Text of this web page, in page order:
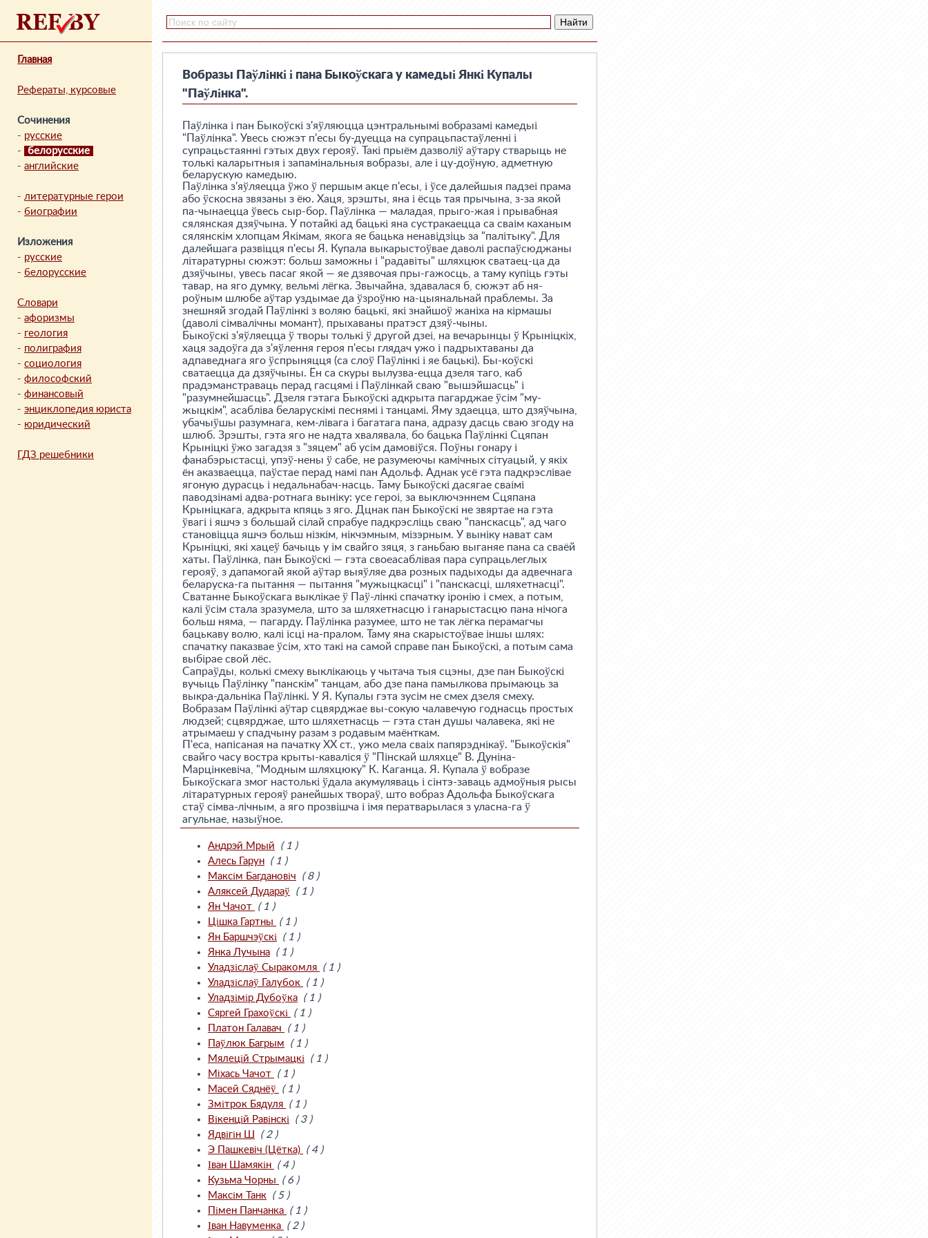
Главная
Рефераты, курсовые
Сочинения
- русские
-
белорусские
- английские
- литературные герои
- биографии
Изложения
- русские
- белорусские
Словари
- афоризмы
- геология
- полиграфия
- социология
- философский
- финансовый
- энциклопедия юриста
- юридический
ГДЗ решебники
Вобразы Паўлінкі і пана Быкоўскага у камедыі Янкі Купалы
"Паўлінка".
Паўлінка і пан Быкоўскі з'яўляюцца цэнтральнымі вобразамі камедыі
"Паўлінка". Увесь сюжэт п'есы бу-дуецца на супрацьпастаўленні і
супрацьстаянні гэтых двух герояў. Такі прыём дазволіў аўтару стварыць не
толькі каларытныя і запамінальныя вобразы, але і цу-доўную, адметную
беларускую камедыю.
Паўлінка з'яўляецца ўжо ў першым акце п'есы, і ўсе далейшыя падзеі прама
або ўскосна звязаны з ёю. Хаця, зрэшты, яна і ёсць тая прычына, з-за якой
па-чынаецца ўвесь сыр-бор. Паўлінка — маладая, прыго-жая і прывабная
сялянская дзяўчына. У потайкі ад бацькі яна сустракаецца са сваім каханым
сялянскім хлопцам Якімам, якога яе бацька ненавідзіць за "палітыку". Для
далейшага развіцця п'есы Я. Купала выкарыстоўвае даволі распаўсюджаны
літаратурны сюжэт: больш заможны і "радавіты" шляхцюк сватаец-ца да
дзяўчыны, увесь пасаг якой — яе дзявочая пры-гажосць, а таму купіць гэты
тавар, на яго думку, вельмі лёгка. Звычайна, здавалася б, сюжэт аб ня-
роўным шлюбе аўтар уздымае да ўзроўню на-цыянальнай праблемы. За
знешняй згодай Паўлінкі з воляю бацькі, які знайшоў жаніха на кірмашы
(даволі сімвалічны момант), прыхаваны пратэст дзяў-чыны.
Быкоўскі з'яўляецца ў творы толькі ў другой дзеі, на вечарынцы ў Крыніцкіх,
хаця задоўга да з'яўлення героя п'есы глядач ужо і падрыхтаваны да
адпаведнага яго ўспрыняцця (са слоў Паўлінкі і яе бацькі). Бы-коўскі
сватаецца да дзяўчыны. Ён са скуры вылузва-ецца дзеля таго, каб
прадэманстраваць перад гасцямі і Паўлінкай сваю "вышэйшасць" і
"разумнейшасць". Дзеля гэтага Быкоўскі адкрыта пагарджае ўсім "му-
жыцкім", асабліва беларускімі песнямі і танцамі. Яму здаецца, што дзяўчына,
убачыўшы разумнага, кем-лівага і багатага пана, адразу дасць сваю згоду на
шлюб. Зрэшты, гэта яго не надта хвалявала, бо бацька Паўлінкі Сцяпан
Крыніцкі ўжо загадзя з "зяцем" аб усім дамовіўся. Поўны гонару і
фанабэрыстасці, упэў-нены ў сабе, не разумеючы камічных сітуацый, у якіх
ён аказваецца, паўстае перад намі пан Адольф. Аднак усё гэта падкрэслівае
ягоную дурасць і недальнабач-насць. Таму Быкоўскі дасягае сваімі
паводзінамі адва-ротнага выніку: усе героі, за выключэннем Сцяпана
Крыніцкага, адкрыта кпяць з яго. Дцнак пан Быкоўскі не звяртае на гэта
ўвагі і яшчэ з большай сілай спрабуе падкрэсліць сваю "панскасць", ад чаго
становіцца яшчэ больш нізкім, нікчэмным, мізэрным. У выніку нават сам
Крыніцкі, які хацеў бачыць у ім свайго зяця, з ганьбаю выганяе пана са сваёй
хаты. Паўлінка, пан Быкоўскі — гэта своеасаблівая пара супрацьлеглых
герояў, з дапамогай якой аўтар выяўляе два розных падыходы да адвечнага
беларуска-га пытання — пытання "мужыцкасці" і "панскасці, шляхетнасці".
Сватанне Быкоўскага выклікае ў Паў-лінкі спачатку іронію і смех, а потым,
калі ўсім стала зразумела, што за шляхетнасцю і ганарыстасцю пана нічога
больш няма, — пагарду. Паўлінка разумее, што не так лёгка перамагчы
бацькаву волю, калі ісці на-пралом. Таму яна скарыстоўвае іншы шлях:
спачатку паказвае ўсім, хто такі на самой справе пан Быкоўскі, а потым сама
выбірае свой лёс.
Сапраўды, колькі смеху выклікаюць у чытача тыя сцэны, дзе пан Быкоўскі
вучыць Паўлінку "панскім" танцам, або дзе пана памылкова прымаюць за
выкра-дальніка Паўлінкі. У Я. Купалы гэта зусім не смех дзеля смеху.
Вобразам Паўлінкі аўтар сцвярджае вы-сокую чалавечую годнасць простых
людзей; сцвярджае, што шляхетнасць — гэта стан душы чалавека, які не
атрымаеш у спадчыну разам з родавым маёнткам.
П'еса, напісаная на пачатку XX ст., ужо мела сваіх папярэднікаў. "Быкоўскія"
свайго часу востра крыты-каваліся ў "Пінскай шляхце" В. Дуніна-
Марцінкевіча, "Модным шляхцюку" К. Каганца. Я. Купала ў вобразе
Быкоўскага змог настолькі ўдала акумуляваць і сінтэ-заваць адмоўныя рысы
літаратурных герояў ранейшых твораў, што вобраз Адольфа Быкоўскага
стаў сімва-лічным, а яго прозвішча і імя ператварылася з уласна-га ў
агульнае, назыўное.
Андрэй Мрый
( 1 )
Алесь Гарун ( 1 )
Максім Багдановіч
( 8 )
Аляксей Дудараў ( 1 )
Ян Чачот ( 1 )
Цішка Гартны
( 1 )
Ян Баршчэўскі ( 1 )
Янка Лучына ( 1 )
Уладзіслаў Сыракомля ( 1 )
Уладзіслаў Галубок ( 1 )
Уладзімір Дубоўка ( 1 )
Сяргей Грахоўскі ( 1 )
Платон Галавач
( 1 )
Паўлюк Багрым
( 1 )
Мялецій Стрымацкі ( 1 )
Мiхась Чачот ( 1 )
Масей Сяднёў ( 1 )
Змітрок Бядуля ( 1 )
Вікенцій Равінскі ( 3 )
Ядвігін Ш
( 2 )
Э Пашкевiч (Цётка) ( 4 )
Іван Шамякін ( 4 )
Кузьма Чорны
( 6 )
Максім Танк ( 5 )
Пімен Панчанка ( 1 )
Іван Навуменка ( 2 )